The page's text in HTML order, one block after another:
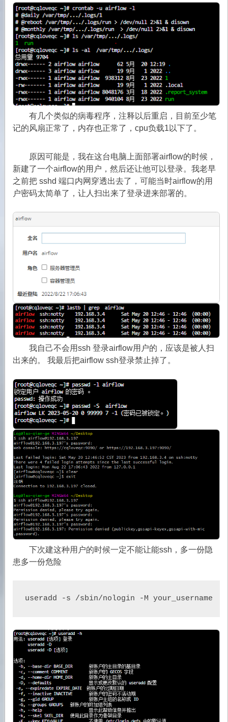
有几个类似的病毒程序，注释以后重启，目前至少笔
记的风扇正常了，内存也正常了，cpu负载1以下了。
原因可能是，我在这台电脑上面部署airflow的时候，
新建了一个airflow的用户，然后还让他可以登录。我老早
之前把 sshd 端口内网穿透出去了，可能当时airflow的用
户密码太简单了，让人扫出来了登录进来部署的。
我自己不会用ssh 登录airflow用户的，应该是被人扫
出来的。 我最后把airflow ssh登录禁止掉了。
下次建这种用户的时候一定不能让能ssh，多一份隐
患多一份危险
useradd -s /sbin/nologin -M your_username